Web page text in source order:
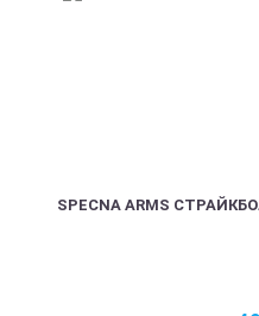
SPECNA ARMS